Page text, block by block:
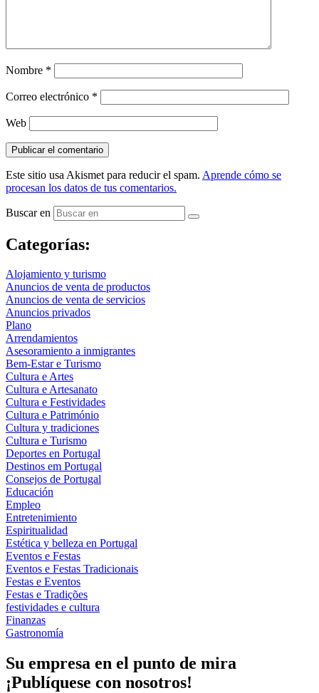
Nombre *
Correo electrónico *
Web
Este sitio usa Akismet para reducir el spam. Aprende cómo se
procesan los datos de tus comentarios.
Buscar en
Categorías:
Alojamiento y turismo
Anuncios de venta de productos
Anuncios de venta de servicios
Anuncios privados
Plano
Arrendamientos
Asesoramiento a inmigrantes
Bem-Estar e Turismo
Cultura e Artes
Cultura e Artesanato
Cultura e Festividades
Cultura e Património
Cultura y tradiciones
Cultura e Turismo
Deportes en Portugal
Destinos em Portugal
Consejos de Portugal
Educación
Empleo
Entretenimiento
Espiritualidad
Estética y belleza en Portugal
Eventos e Festas
Eventos e Festas Tradicionais
Festas e Eventos
Festas e Tradições
festividades e cultura
Finanzas
Gastronomía
Su empresa en el punto de mira
¡Publíquese con nosotros!